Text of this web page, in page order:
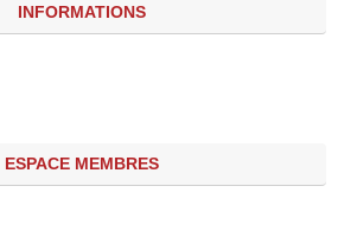
INFORMATIONS
ESPACE MEMBRES